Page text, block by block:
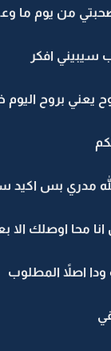
من يوم ما
افكر
يعني بروح
مدري بس اكيد
محا اوصلك الا
اصلاً المطلوب